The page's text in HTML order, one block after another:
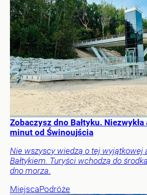
Zobaczysz dno Bałtyku. Niezwykła
minut od Świnoujścia
Nie wszyscy wiedzą o tej wyjątkowej
Bałtykiem. Turyści wchodzą do
dno morza.
MiejscaPodróże